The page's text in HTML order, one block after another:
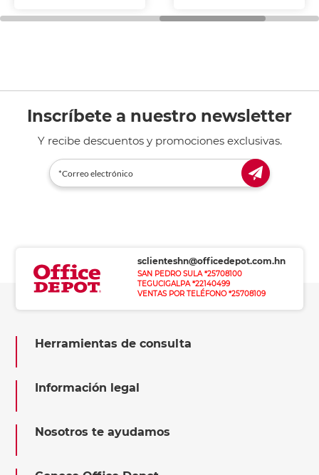
Inscríbete a nuestro newsletter
Y recibe descuentos y promociones exclusivas.
sclienteshn@officedepot.com.hn
SAN PEDRO SULA *25708100
TEGUCIGALPA *22140499
VENTAS POR TELÉFONO *25708109
Herramientas de consulta
Información legal
Nosotros te ayudamos